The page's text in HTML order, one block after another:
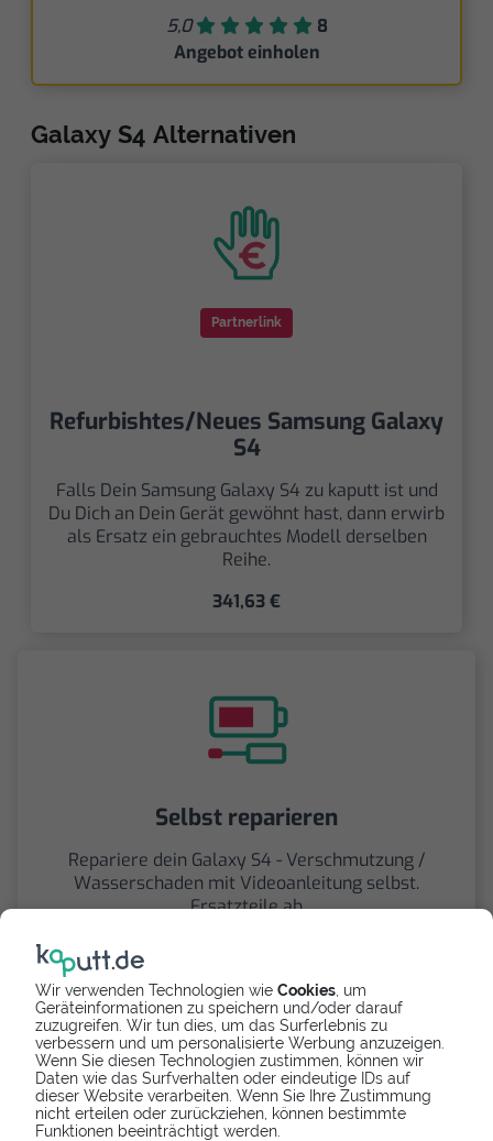
Wir verwenden Technologien wie Cookies , um
Geräteinformationen zu speichern und/oder darauf
zuzugreifen. Wir tun dies, um das Surferlebnis zu
verbessern und um personalisierte Werbung anzuzeigen.
Wenn Sie diesen Technologien zustimmen, können wir
Daten wie das Surfverhalten oder eindeutige IDs auf
dieser Website verarbeiten. Wenn Sie Ihre Zustimmung
nicht erteilen oder zurückziehen, können bestimmte
Funktionen beeinträchtigt werden.
5,0
8
Angebot einholen
Galaxy S4 Alternativen
Partnerlink
Refurbishtes/Neues Samsung Galaxy
S4
Falls Dein Samsung Galaxy S4 zu kaputt ist und
Du Dich an Dein Gerät gewöhnt hast, dann erwirb
als Ersatz ein gebrauchtes Modell derselben
Reihe.
341,63 €
Selbst reparieren
Repariere dein Galaxy S4 - Verschmutzung /
Wasserschaden mit Videoanleitung selbst.
Ersatzteile ab
Spenden